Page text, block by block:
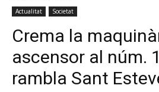
Actualitat Societat
Crema la
ascensor al núm.
rambla Sant